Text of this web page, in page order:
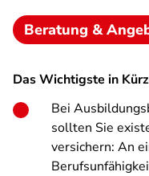
Beratung &
Das Wichtigste in
Bei
sollten Sie
versichern: An